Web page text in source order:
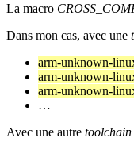
La macro
Dans mon cas, avec une
arm-unknown-
arm-unknown-
arm-unknown-
…
Avec une autre toolchain